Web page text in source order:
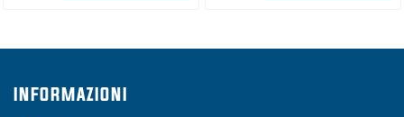
INFORMAZIONI